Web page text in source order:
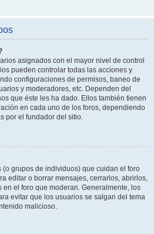
asignados con el mayor nivel de control
pueden controlar todas las acciones y
configuraciones de permisos, baneo de
y moderadores, etc. Dependen del
que éste les ha dado. Ellos también tienen
en cada uno de los foros, dependiendo
por el fundador del sitio.
grupos de individuos) que cuidan el foro
editar o borrar mensajes, cerrarlos, abrirlos,
en el foro que moderan. Generalmente, los
evitar que los usuarios se salgan del tema
malicioso.